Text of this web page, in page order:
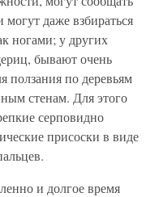
могут даже взбираться
ногами; у других
бывают очень
ползания по деревьям
стенам. Для этого
серповидно
присоски в виде
и долгое время